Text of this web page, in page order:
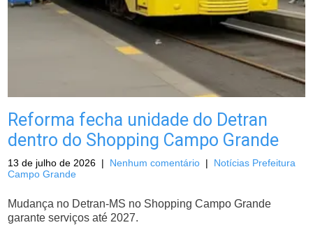
Reforma fecha unidade do Detran
dentro do Shopping Campo Grande
13 de julho de 2026 | Nenhum comentário | Notícias Prefeitura
Campo Grande
Mudança no Detran-MS no Shopping Campo Grande
garante serviços até 2027.